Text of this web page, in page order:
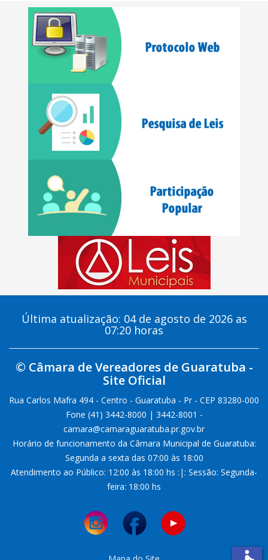
Última atualização: 04 de agosto de 2026 as
07:20 horas
© Câmara de Vereadores de Guaratuba -
Site Oficial
Rua Carlos Mafra 494 - Centro - Guaratuba - Pr - CEP 83280-000
Fone (41) 3442-8000 | 3442-8001 -
camara@camaraguaratuba.pr.gov.br
Horário de funcionamento da Câmara Municipal de Guaratuba:
Segunda a sexta das 07:00 às 18:00
Atendimento ao Público: 12:00 às 18:00 hs :|: Sessão: Segunda-
feira: 18:00 hs